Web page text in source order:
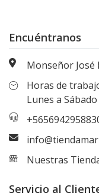
Encuéntranos
Monseñor José
Horas de
Lunes a
Nuestras
Servicio al